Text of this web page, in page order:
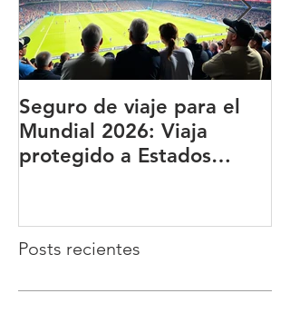
Seguro de viaje para el
Mundial 2026: Viaja
protegido a Estados
Posts recientes